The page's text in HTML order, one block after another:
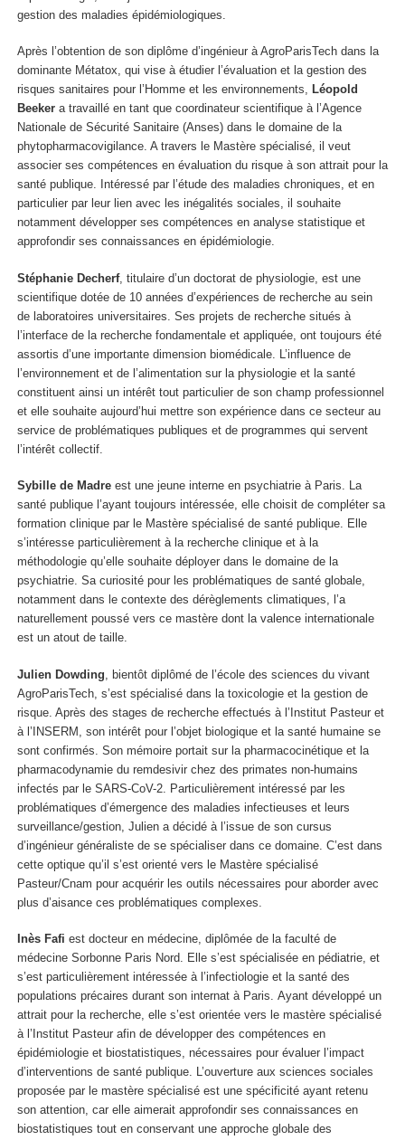
gestion des maladies épidémiologiques.
Après l’obtention de son diplôme d’ingénieur à AgroParisTech dans la
dominante Métatox, qui vise à étudier l’évaluation et la gestion des
risques sanitaires pour l’Homme et les environnements, Léopold
Beeker a travaillé en tant que coordinateur scientifique à l’Agence
Nationale de Sécurité Sanitaire (Anses) dans le domaine de la
phytopharmacovigilance. A travers le Mastère spécialisé, il veut
associer ses compétences en évaluation du risque à son attrait pour la
santé publique. Intéressé par l’étude des maladies chroniques, et en
particulier par leur lien avec les inégalités sociales, il souhaite
notamment développer ses compétences en analyse statistique et
approfondir ses connaissances en épidémiologie.
Stéphanie Decherf, titulaire d’un doctorat de physiologie, est une
scientifique dotée de 10 années d’expériences de recherche au sein
de laboratoires universitaires. Ses projets de recherche situés à
l’interface de la recherche fondamentale et appliquée, ont toujours été
assortis d’une importante dimension biomédicale. L’influence de
l’environnement et de l’alimentation sur la physiologie et la santé
constituent ainsi un intérêt tout particulier de son champ professionnel
et elle souhaite aujourd’hui mettre son expérience dans ce secteur au
service de problématiques publiques et de programmes qui servent
l’intérêt collectif.
Sybille de Madre est une jeune interne en psychiatrie à Paris. La
santé publique l’ayant toujours intéressée, elle choisit de compléter sa
formation clinique par le Mastère spécialisé de santé publique. Elle
s’intéresse particulièrement à la recherche clinique et à la
méthodologie qu’elle souhaite déployer dans le domaine de la
psychiatrie. Sa curiosité pour les problématiques de santé globale,
notamment dans le contexte des dérèglements climatiques, l’a
naturellement poussé vers ce mastère dont la valence internationale
est un atout de taille.
Julien Dowding , bientôt diplômé de l’école des sciences du vivant
AgroParisTech, s’est spécialisé dans la toxicologie et la gestion de
risque. Après des stages de recherche effectués à l’Institut Pasteur et
à l’INSERM, son intérêt pour l’objet biologique et la santé humaine se
sont confirmés. Son mémoire portait sur la pharmacocinétique et la
pharmacodynamie du remdesivir chez des primates non-humains
infectés par le SARS-CoV-2. Particulièrement intéressé par les
problématiques d’émergence des maladies infectieuses et leurs
surveillance/gestion, Julien a décidé à l’issue de son cursus
d’ingénieur généraliste de se spécialiser dans ce domaine. C’est dans
cette optique qu’il s’est orienté vers le Mastère spécialisé
Pasteur/Cnam pour acquérir les outils nécessaires pour aborder avec
plus d’aisance ces problématiques complexes.
Inès Fafi est docteur en médecine, diplômée de la faculté de
médecine Sorbonne Paris Nord. Elle s’est spécialisée en pédiatrie, et
s’est particulièrement intéressée à l’infectiologie et la santé des
populations précaires durant son internat à Paris. Ayant développé un
attrait pour la recherche, elle s’est orientée vers le mastère spécialisé
à l’Institut Pasteur afin de développer des compétences en
épidémiologie et biostatistiques, nécessaires pour évaluer l’impact
d’interventions de santé publique. L’ouverture aux sciences sociales
proposée par le mastère spécialisé est une spécificité ayant retenu
son attention, car elle aimerait approfondir ses connaissances en
biostatistiques tout en conservant une approche globale des